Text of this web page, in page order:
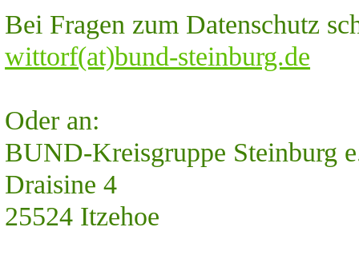
Bei Fragen zum Datenschutz
wittorf(at)bund-steinburg.de
Oder an:
BUND-Kreisgruppe Steinburg
Draisine 4
25524 Itzehoe